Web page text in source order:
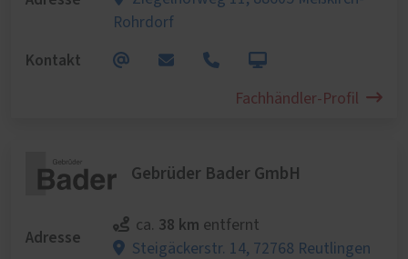
Rohrdorf
Kontakt
Fachhändler-Profil
Gebrüder Bader GmbH
Adresse
ca. 38 km entfernt
Steigäckerstr. 14, 72768 Reutlingen